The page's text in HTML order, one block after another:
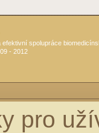
efektivní spolupráce
- 2012
pro